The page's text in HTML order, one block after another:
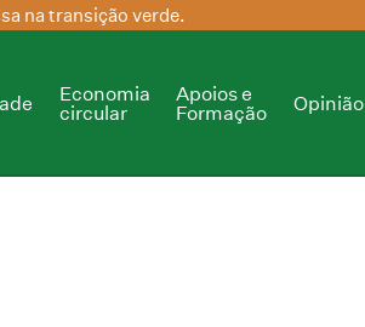
na transição verde.
Economia
circular
Apoios e
Formação
Opinião